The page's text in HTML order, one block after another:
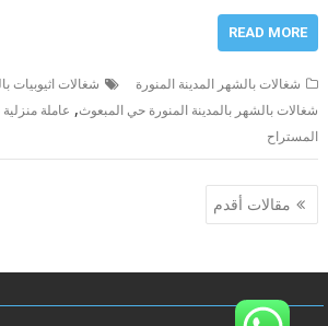
READ MORE
شغالات بالشهر المدينة المنورة شغالات اثيوبيات
شغالات بالشهر بالمدينة المنورة حي المبعوث, عاملة
المستراح
تصفّح
المقالات
مقالات أقدم